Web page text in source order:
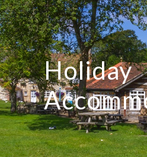
Holiday